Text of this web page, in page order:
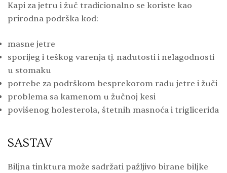
Kapi za jetru i žuč tradicionalno se koriste kao
prirodna podrška kod:
masne jetre
sporijeg i teškog varenja tj. nadutosti i nelagodnosti
u stomaku
potrebe za podrškom besprekorom radu jetre i žuči
problema sa kamenom u žučnoj kesi
povišenog holesterola, štetnih masnoća i triglicerida
SASTAV
Biljna tinktura može sadržati pažljivo birane biljke